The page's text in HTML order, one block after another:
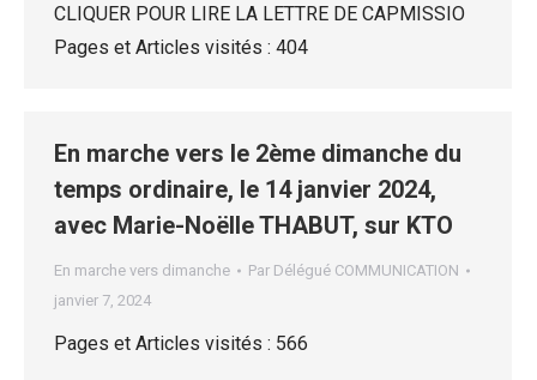
CLIQUER POUR LIRE LA LETTRE DE CAPMISSIO
Pages et Articles visités : 404
En marche vers le 2ème dimanche du
temps ordinaire, le 14 janvier 2024,
avec Marie-Noëlle THABUT, sur KTO
En marche vers dimanche Par Délégué COMMUNICATION
janvier 7, 2024
Pages et Articles visités : 566